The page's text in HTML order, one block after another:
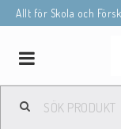
Allt för Skola och
Toggle
navigation